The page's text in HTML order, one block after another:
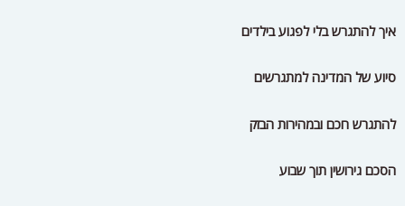
איך להתגרש בלי לפגוע בילדים
סיוע של המדינה למתגרשים
להתגרש חכם ובמהירות הבזק
הסכם גירושין תוך שבוע